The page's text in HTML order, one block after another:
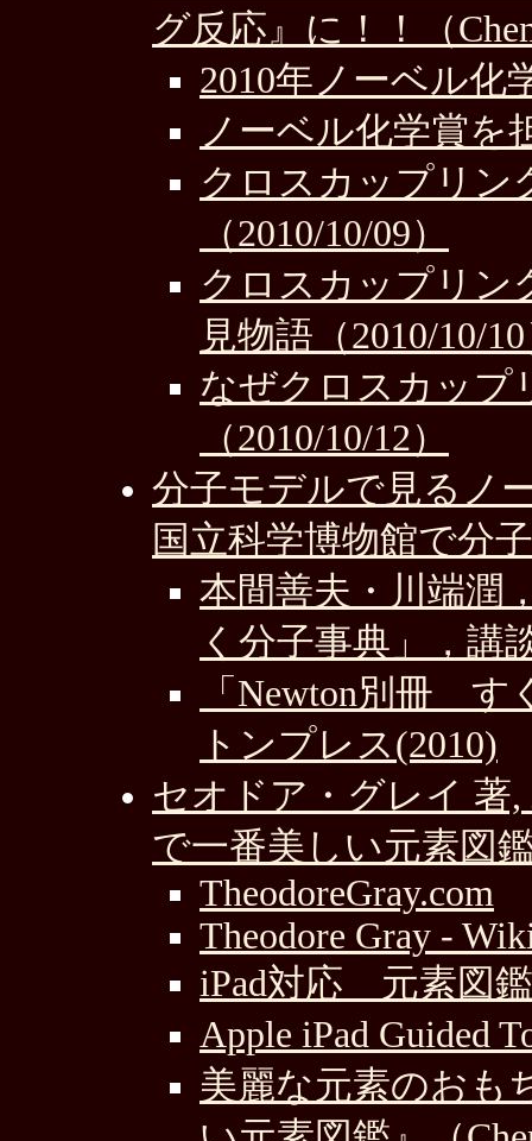
グ反応』に！！（
2010年ノーベル化
ノーベル化学賞を
クロスカップリン
（2010/10/09）
クロスカップリン
見物語（2010/10/
なぜクロスカップ
（2010/10/12）
分子モデルで見るノ
国立科学博物館で分
本間善夫・川端潤
く分子事典」，講
「Newton別冊 す
トンプレス(2010)
セオドア・グレイ 著
で一番美しい元素図
TheodoreGray.com
Theodore Gray -
iPad対応 元素図鑑:
Apple iPad Guided
美麗な元素のおも